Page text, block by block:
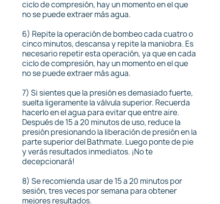
ciclo de compresión, hay un momento en el que
no se puede extraer más agua.
6) Repite la operación de bombeo cada cuatro o
cinco minutos, descansa y repite la maniobra. Es
necesario repetir esta operación, ya que en cada
ciclo de compresión, hay un momento en el que
no se puede extraer más agua.
7) Si sientes que la presión es demasiado fuerte,
suelta ligeramente la válvula superior. Recuerda
hacerlo en el agua para evitar que entre aire.
Después de 15 a 20 minutos de uso, reduce la
presión presionando la liberación de presión en la
parte superior del Bathmate. Luego ponte de pie
y verás resultados inmediatos. ¡No te
decepcionará!
8) Se recomienda usar de 15 a 20 minutos por
sesión, tres veces por semana para obtener
mejores resultados.